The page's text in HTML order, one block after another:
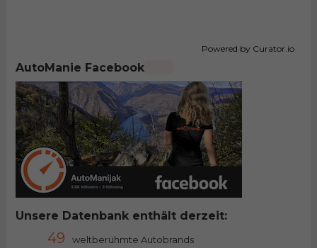
Powered by Curator.io
AutoManie Facebook
Unsere Datenbank enthält derzeit:
49 weltberühmte Autobrands